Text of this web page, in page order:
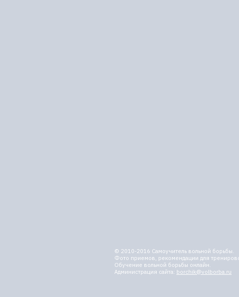
© 2010-2016 Самоучитель вольной борьбы.
Фото приемов, рекомендации для
Обучение вольной борьбы онлайн.
Администрация сайта: borchik@volborba.ru